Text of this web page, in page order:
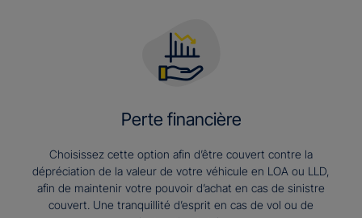
Perte financière
Choisissez cette option afin d’être couvert contre la
dépréciation de la valeur de votre véhicule en LOA ou LLD,
afin de maintenir votre pouvoir d’achat en cas de sinistre
couvert. Une tranquillité d’esprit en cas de vol ou de